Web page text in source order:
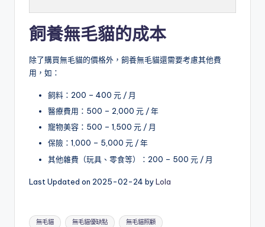
飼養無毛貓的成本
除了購買無毛貓的價格外，飼養無毛貓還需要考慮其他費
用，如：
飼料：200 – 400 元 / 月
醫療費用：500 – 2,000 元 / 年
寵物美容：500 – 1,500 元 / 月
保險：1,000 – 5,000 元 / 年
其他雜費（玩具、零食等）：200 – 500 元 / 月
Last Updated on 2025-02-24 byLola
Tags:
無毛貓 無毛貓優缺點 無毛貓照顧